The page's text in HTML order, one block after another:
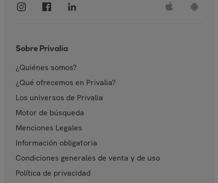
Sobre Privalia
¿Quiénes somos?
¿Qué ofrecemos en Privalia?
Los universos de Privalia
Motor de búsqueda
Menciones Legales
Información obligatoria
Condiciones generales de venta y de uso
Política de privacidad